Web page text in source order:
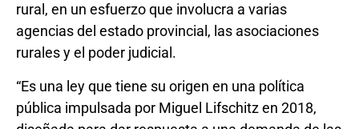
rural, en un esfuerzo que involucra a varias
agencias del estado provincial, las asociaciones
rurales y el poder judicial.
“Es una ley que tiene su origen en una política
pública impulsada por Miguel Lifschitz en 2018,